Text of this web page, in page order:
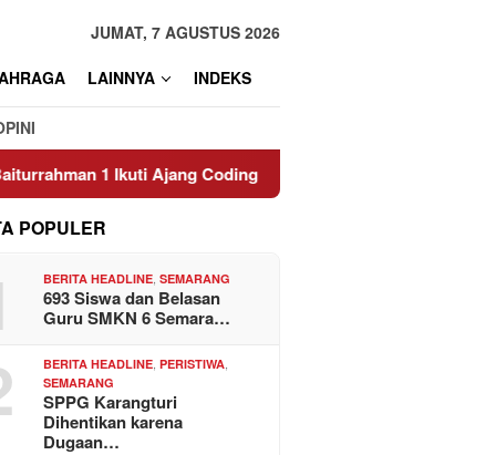
JUMAT, 7 AGUSTUS 2026
LAINNYA INDEKS
Ikuti Ajang Coding Internasional
POPULER
BERITA HEADLINE ,SEMARANG
693 Siswa dan Belasan
Guru SMKN 6 Semara…
BERITA HEADLINE ,PERISTIWA
SEMARANG
SPPG Karangturi
Dihentikan karena
Dugaan…